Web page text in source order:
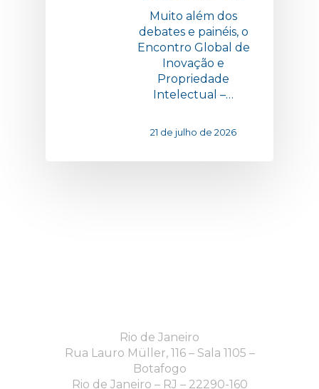
Muito além dos
debates e painéis, o
Encontro Global de
Inovação e
Propriedade
Intelectual –…
21 de julho de 2026
Rio de Janeiro
Rua Lauro Müller, 116 – Sala 1105 –
Botafogo
Rio de Janeiro – RJ – 22290-160